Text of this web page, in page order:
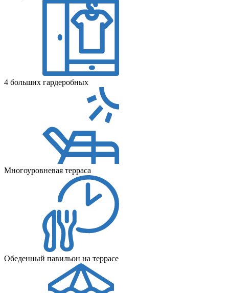
4 больших гардеробных
Многоуровневая терраса
Обеденный павильон на террасе